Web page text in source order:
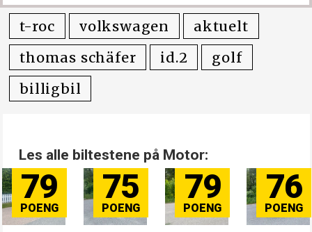
t-roc volkswagen
aktuelt
thomas schäfer
id.2
golf
billigbil
Les alle biltestene på Motor:
79 75 79 76